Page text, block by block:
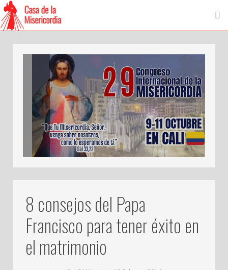
8 consejos del Papa
Francisco para tener éxito en
el matrimonio